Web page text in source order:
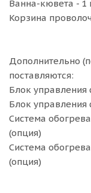
Ванна-кювета - 1
Корзина
Дополнительно
поставляются:
Блок управления
Блок управления
Система
(опция)
Система
(опция)